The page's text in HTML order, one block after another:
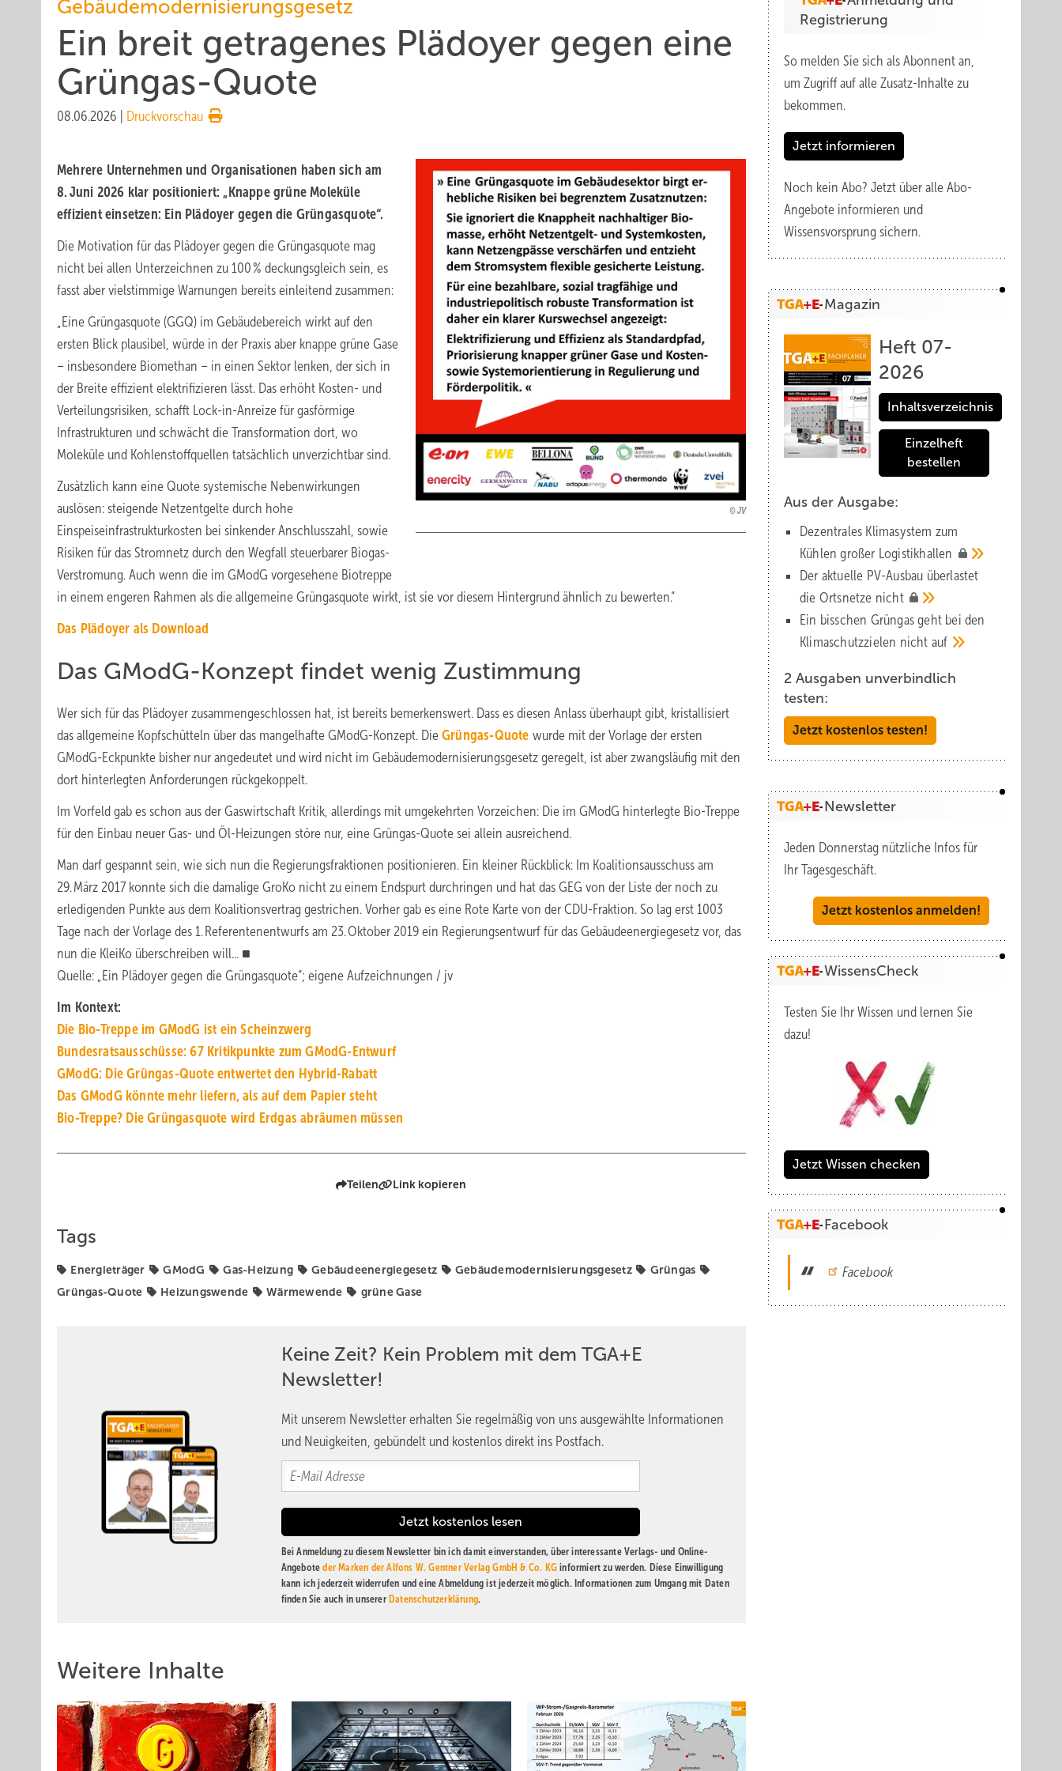
Gebäudemodernisierungsgesetz
Ein breit getragenes Plädoyer gegen eine
Grüngas-Quote
08.06.2026 Druckvorschau
JV
Mehrere Unternehmen und Organi­sa­tio­nen haben sich am
8. Juni 2026 klar posi­tio­niert: „Knappe grüne Moleküle
effizient einsetzen: Ein Plädoyer gegen die Grün­gas­quote“.
Die Motivation für das Plädoyer gegen die Grüngasquote mag
nicht bei allen Unterzeichnen zu 100 % deckungsgleich sein, es
fasst aber vielstimmige Warnungen bereits einleitend zusammen:
„Eine Grüngasquote (GGQ) im Gebäudebereich wirkt auf den
ersten Blick plausibel, würde in der Praxis aber knappe grüne Gase
– insbesondere Biomethan – in einen Sektor lenken, der sich in
der Breite effizient elektrifizieren lässt. Das erhöht Kosten- und
Verteilungsrisiken, schafft Lock-in-Anreize für gasförmige
Infrastrukturen und schwächt die Transformation dort, wo
Moleküle und Kohlenstoffquellen tatsächlich unverzichtbar sind.
Zusätzlich kann eine Quote systemische Nebenwirkungen
auslösen: steigende Netzentgelte durch hohe
Einspeiseinfrastrukturkosten bei sinkender Anschlusszahl, sowie
Risiken für das Stromnetz durch den Wegfall steuerbarer Biogas-
Verstromung. Auch wenn die im GModG vorgesehene Biotreppe
in einem engeren Rahmen als die allgemeine Grüngasquote wirkt, ist sie vor diesem Hintergrund ähnlich zu bewerten.“
Das Plädoyer als Download
Das GModG-Konzept findet wenig Zustimmung
Wer sich für das Plädoyer zusammengeschlossen hat, ist bereits bemerkenswert. Dass es diesen Anlass überhaupt gibt, kristallisiert
das allgemeine Kopfschütteln über das mangelhafte GModG-Konzept. Die Grüngas-Quote wurde mit der Vorlage der ersten
GModG-Eckpunkte bisher nur angedeutet und wird nicht im Gebäudemodernisierungsgesetz geregelt, ist aber zwangsläufig mit den
dort hinterlegten Anforderungen rückgekoppelt.
Im Vorfeld gab es schon aus der Gaswirtschaft Kritik, allerdings mit umgekehrten Vorzeichen: Die im GModG hinterlegte Bio-Treppe
für den Einbau neuer Gas- und Öl-Heizungen störe nur, eine Grüngas-Quote sei allein ausreichend.
Man darf gespannt sein, wie sich nun die Regierungsfraktionen positionieren. Ein kleiner Rückblick: Im Koalitionsausschuss am
29. März 2017 konnte sich die damalige GroKo nicht zu einem Endspurt durchringen und hat das GEG von der Liste der noch zu
erledigenden Punkte aus dem Koalitionsvertrag gestrichen. Vorher gab es eine Rote Karte von der CDU-Fraktion. So lag erst 1003
Tage nach der Vorlage des 1. Referentenentwurfs am 23. Oktober 2019 ein Regierungsentwurf für das Gebäudeenergiegesetz vor, das
nun die KleiKo überschreiben will... ■
Quelle: „Ein Plädoyer gegen die Grüngasquote“; eigene Aufzeichnungen / jv
Im Kontext:
Die Bio-Treppe im GModG ist ein Scheinzwerg
Bundesratsausschüsse: 67 Kritikpunkte zum GModG-Entwurf
GModG: Die Grüngas-Quote entwertet den Hybrid-Rabatt
Das GModG könnte mehr liefern, als auf dem Papier steht
Bio-Treppe? Die Grüngasquote wird Erdgas abräumen müssen
Teilen Link kopieren
Tags
Energieträger GModG Gas-Heizung Gebäudeenergiegesetz Gebäudemodernisierungsgesetz
Grüngas
Grüngas-Quote
Heizungswende Wärmewende grüne Gase
Keine Zeit? Kein Problem mit dem TGA+E
Newsletter!
Mit unserem Newsletter erhalten Sie regelmäßig von uns ausgewählte Informationen
und Neuigkeiten, gebündelt und kostenlos direkt ins Postfach.
Bei Anmeldung zu diesem Newsletter bin ich damit einverstanden, über interessante Verlags- und Online-
Angeboteder Marken der Alfons W. Gentner Verlag GmbH & Co. KG informiert zu werden. Diese Einwilligung
kann ich jederzeit widerrufen und eine Abmeldung ist jederzeit möglich. Informationen zum Umgang mit Daten
finden Sie auch in unserer Datenschutzerklärung.
Weitere Inhalte
Registrierung
So melden Sie sich als Abonnent an,
um Zugriff auf alle Zusatz-Inhalte zu
bekommen.
Jetzt informieren
Noch kein Abo? Jetzt über alle Abo-
Angebote informieren und
Wissensvorsprung sichern.
Magazin
Heft 07-
2026
Inhaltsverzeichnis
Einzelheft
bestellen
Aus der Ausgabe:
Dezentrales Klimasystem zum
Kühlen großer Logistik­hallen
Der aktuelle PV-Ausbau über­lastet
die Orts­netze nicht
Ein bisschen Grüngas geht bei den
Klima­schutz­zielen nicht auf
2 Ausgaben unverbindlich
testen:
Jetzt kostenlos testen!
Newsletter
Jeden Donnerstag nützliche Infos für
Ihr Tagesgeschäft.
Jetzt kostenlos anmelden!
WissensCheck
Testen Sie Ihr Wissen und lernen Sie
dazu!
Jetzt Wissen checken
Facebook
Facebook